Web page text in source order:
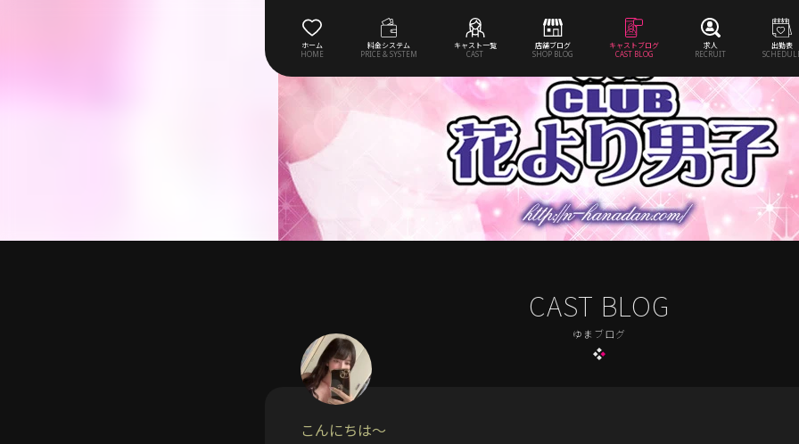
ホーム
HOME
料金システム
PRICE & SYSTEM
キャスト一覧
CAST
店舗ブログ
SHOP BLOG
キャストブログ
CAST BLOG
求人
RECRUIT
出勤表
CAST BLOG
ゆまブログ
こんにちは〜